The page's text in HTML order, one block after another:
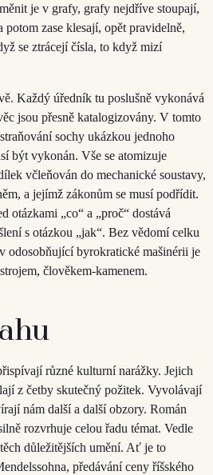
je v grafy, grafy nejdříve stoupají,
potom zase klesají, opět pravidelně,
se ztrácejí čísla, to když mizí
Každý úředník tu poslušně vykonává
jsou přesně katalogizovány. V tomto
sochy ukázkou jednoho
být vykonán. Vše se atomizuje
včleňován do mechanické soustavy,
a jejímž zákonům se musí podřídit.
otázkami „co“ a „proč“ dostává
s otázkou „jak“. Bez vědomí celku
odosobňující byrokratické mašinérii je
člověkem-kamenem.
různé kulturní narážky. Jejich
z četby skutečný požitek. Vyvolávají
nám další a další obzory. Román
rozvrhuje celou řadu témat. Vedle
důležitějších umění. Ať je to
předávání ceny říšského